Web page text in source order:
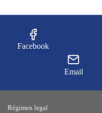
Facebook
Email
Régimen legal